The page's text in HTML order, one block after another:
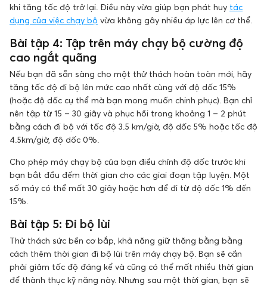
khi tăng tốc độ trở lại. Điều này vừa giúp bạn phát huy tác
dụng của việc chạy bộ vừa không gây nhiều áp lực lên cơ thể.
Bài tập 4: Tập trên máy chạy bộ cường độ
cao ngắt quãng
Nếu bạn đã sẵn sàng cho một thử thách hoàn toàn mới, hãy
tăng tốc độ đi bộ lên mức cao nhất cùng với độ dốc 15%
(hoặc độ dốc cụ thể mà bạn mong muốn chinh phục). Bạn chỉ
nên tập từ 15 – 30 giây và phục hồi trong khoảng 1 – 2 phút
bằng cách đi bộ với tốc độ 3.5 km/giờ, độ dốc 5% hoặc tốc độ
4.5km/giờ, độ dốc 0%.
Cho phép máy chạy bộ của bạn điều chỉnh độ dốc trước khi
bạn bắt đầu đếm thời gian cho các giai đoạn tập luyện. Một
số máy có thể mất 30 giây hoặc hơn để đi từ độ dốc 1% đến
15%.
Bài tập 5: Đi bộ lùi
Thử thách sức bền cơ bắp, khả năng giữ thăng bằng bằng
cách thêm thời gian đi bộ lùi trên máy chạy bộ. Bạn sẽ cần
phải giảm tốc độ đáng kể và cũng có thể mất nhiều thời gian
để thành thục kỹ năng này. Nhưng sau một thời gian, bạn sẽ